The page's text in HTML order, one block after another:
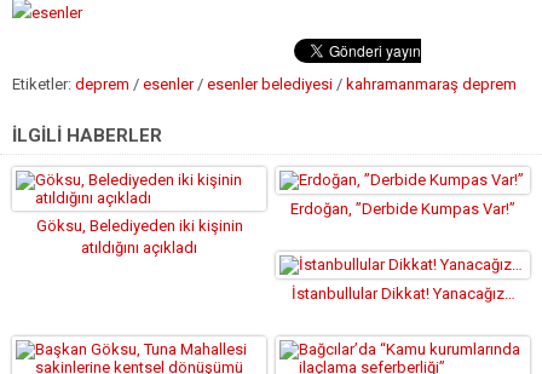
Etiketler: deprem / esenler/ esenler belediyesi / kahramanmaraş deprem
İLGİLİ HABERLER
Göksu, Belediyeden iki kişinin
atıldığını açıkladı
Erdoğan, ”Derbide Kumpas Var!”
İstanbullular Dikkat! Yanacağız…